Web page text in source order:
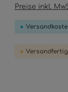
Preise inkl.